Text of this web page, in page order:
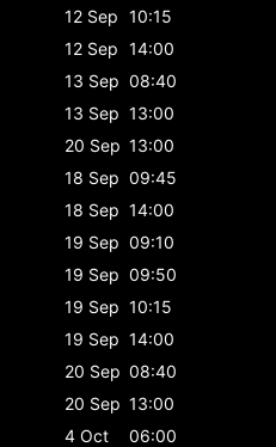
12 Sep 10:15
12 Sep 14:00
13 Sep 08:40
13 Sep 13:00
20 Sep 13:00
18 Sep 09:45
18 Sep 14:00
19 Sep 09:10
19 Sep 09:50
19 Sep 10:15
19 Sep 14:00
20 Sep 08:40
20 Sep 13:00
4 Oct
06:00